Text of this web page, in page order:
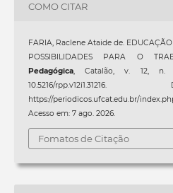
COMO CITAR
FARIA, Raclene Ataide de.
POSSIBILIDADES PARA O
Pedagógica, Catalão, v. 12, n.
10.5216/
https://periodicos.ufcat.edu.br/
Acesso em: 7 ago. 2026.
Fomatos de Citação